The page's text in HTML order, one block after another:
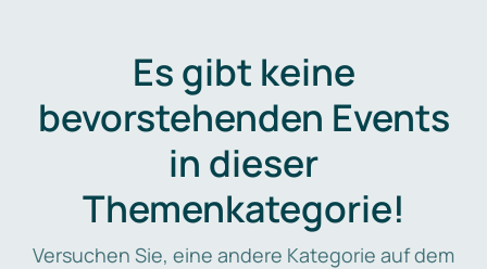
Es gibt keine
bevorstehenden Events
in dieser
Themenkategorie!
Versuchen Sie, eine andere Kategorie auf dem